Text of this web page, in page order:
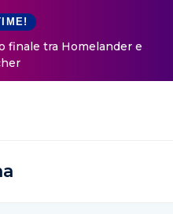
finale tra Homelander e